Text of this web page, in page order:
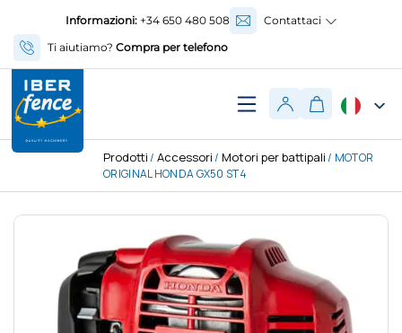
Informazioni:+34 650 480 508
Contattaci
Ti aiutiamo? Compra per telefono
Prodotti/ Accessori/ Motori per battipali/ MOTOR
ORIGINAL HONDA GX50 ST4